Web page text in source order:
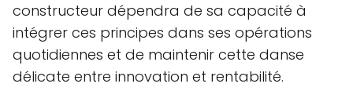
constructeur dépendra de sa capacité à
intégrer ces principes dans ses opérations
quotidiennes et de maintenir cette danse
délicate entre innovation et rentabilité.